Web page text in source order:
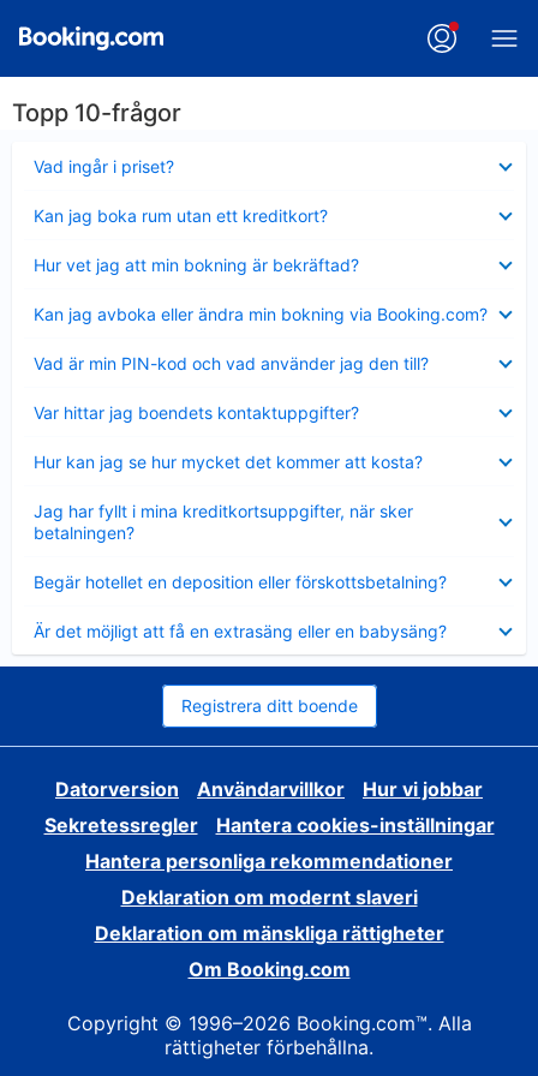
Topp 10-frågor
Vad ingår i priset?
mindre
Kan jag boka rum utan ett kreditkort?
mindre
Hur vet jag att min bokning är bekräftad?
mindre
Kan jag avboka eller ändra min bokning via Booking.com?
mindre
Vad är min PIN-kod och vad använder jag den till?
mindre
Var hittar jag boendets kontaktuppgifter?
mindre
Hur kan jag se hur mycket det kommer att kosta?
mindre
Jag har fyllt i mina kreditkortsuppgifter, när sker
betalningen?
mindre
Begär hotellet en deposition eller förskottsbetalning?
mindre
Är det möjligt att få en extrasäng eller en babysäng?
mindre
Registrera ditt boende
Datorversion Användarvillkor
Hur vi jobbar
Sekretessregler
Hantera cookies-inställningar
Hantera personliga rekommendationer
Deklaration om modernt slaveri
Deklaration om mänskliga rättigheter
Om Booking.com
Copyright © 1996–2026 Booking.com™. Alla
rättigheter förbehållna.